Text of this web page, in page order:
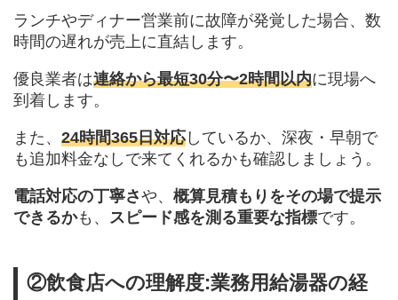
ランチやディナー営業前に故障が発覚した場合、数
時間の遅れが売上に直結します。
優良業者は連絡から最短30分〜2時間以内に現場へ
到着します。
また、 24時間365日対応しているか、深夜・早朝で
も追加料金なしで来てくれるかも確認しましょう。
電話対応の丁寧さや、 概算見積もりをその場で提示
できるかも、 スピード感を測る重要な指標です。
②飲食店への理解度:業務用給湯器の経